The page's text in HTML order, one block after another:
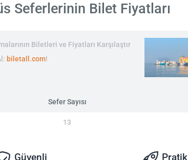
Seferlerinin Bilet Fiyatları
Biletleri ve Fiyatları Karşılaştır
biletall.com!
Sefer Sayısı
13
Güvenli Pratik